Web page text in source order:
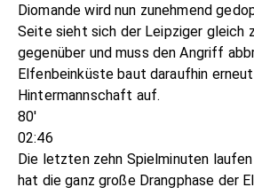
Diomande wird nun zunehmend
Seite sieht sich der Leipziger gleich
gegenüber und muss den Angriff
Elfenbeinküste baut daraufhin
Hintermannschaft auf.
80'
02:46
Die letzten zehn Spielminuten
hat die ganz große Drangphase der